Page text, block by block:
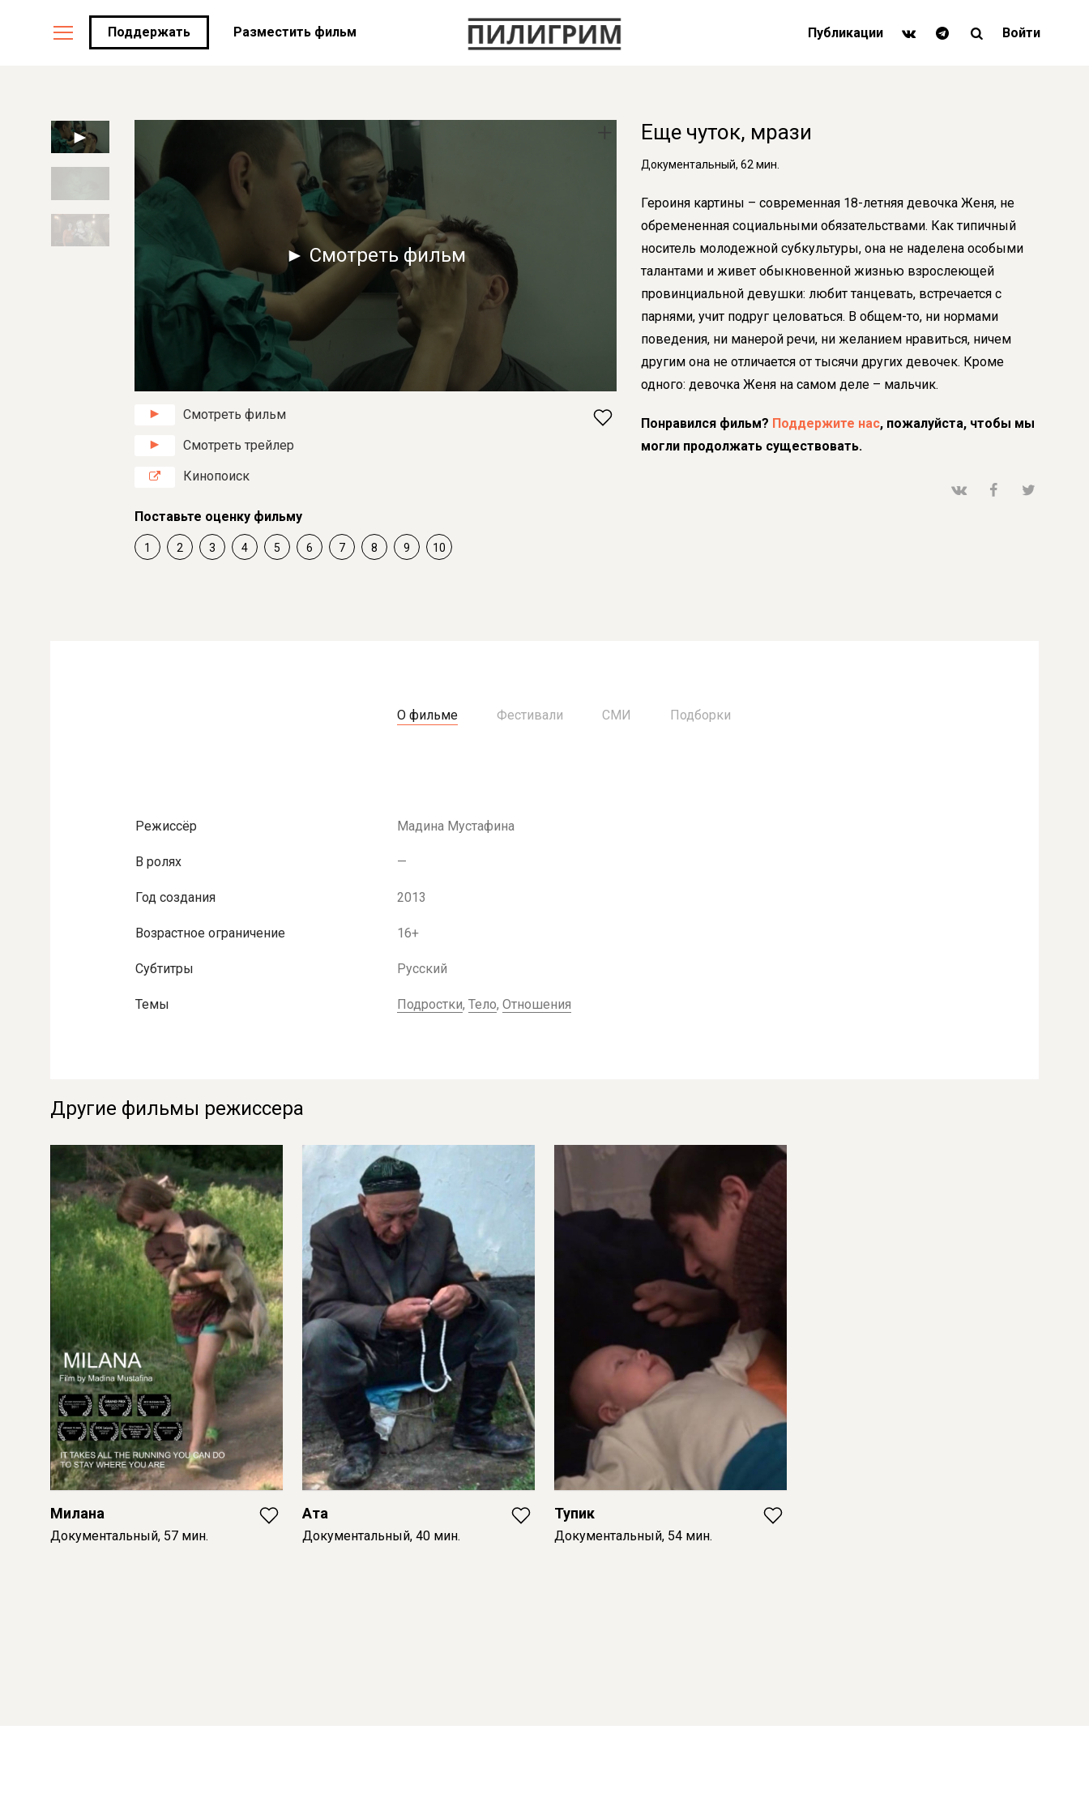
Поддержать Разместить фильм Публикации Войти
► Смотреть фильм
Смотреть фильм
Смотреть трейлер
Кинопоиск
Поставьте оценку фильму
1 2 3 4 5 6 7 8 9 10
Еще чуток, мрази
Документальный, 62 мин.
Героиня картины – современная 18-летняя девочка Женя, не
обремененная социальными обязательствами. Как типичный
носитель молодежной субкультуры, она не наделена особыми
талантами и живет обыкновенной жизнью взрослеющей
провинциальной девушки: любит танцевать, встречается с
парнями, учит подруг целоваться. В общем-то, ни нормами
поведения, ни манерой речи, ни желанием нравиться, ничем
другим она не отличается от тысячи других девочек. Кроме
одного: девочка Женя на самом деле – мальчик.
Понравился фильм? Поддержите нас, пожалуйста, чтобы мы
могли продолжать существовать.
О фильме Фестивали СМИ Подборки
Режиссёр Мадина Мустафина
В ролях —
Год создания 2013
Возрастное ограничение 16+
Субтитры Русский
Темы Подростки, Тело, Отношения
Другие фильмы режиссера
Милана
Документальный, 57 мин.
Ата
Документальный, 40 мин.
Тупик
Документальный, 54 мин.